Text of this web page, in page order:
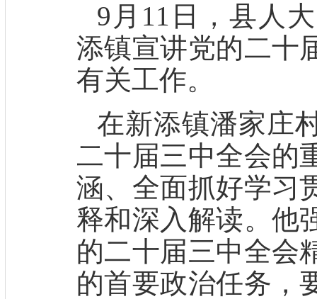
9月11日，县人
添镇宣讲党的二十
有关工作。
在新添镇潘家庄
二十届三中全会的
涵、全面抓好学习
释和深入解读。他
的二十届三中全会
的首要政治任务，